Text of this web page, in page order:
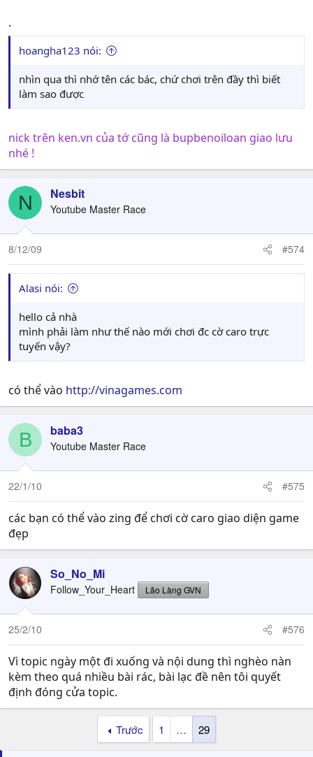
.
hoangha123 nói:
nhìn qua thì nhớ tên các bác, chứ chơi trên đầy thì biết
làm sao được
nick trên ken.vn của tớ cũng là bupbenoiloan giao lưu
nhé !
N Nesbit
Youtube Master Race
8/12/09 #574
Alasi nói:
hello cả nhà
mình phải làm như thế nào mới chơi đc cờ caro trực
tuyến vậy?
có thể vào http://vinagames.com
B baba3
Youtube Master Race
22/1/10 #575
các bạn có thể vào zing để chơi cờ caro giao diện game
đẹp
So_No_Mi
Follow_Your_Heart Lão Làng GVN
25/2/10 #576
Vì topic ngày một đi xuống và nội dung thì nghèo nàn
kèm theo quá nhiều bài rác, bài lạc đề nên tôi quyết
định đóng cửa topic.
Trước 1 … 29